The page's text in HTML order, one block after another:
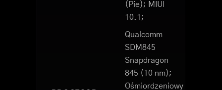
(Pie); MIUI
10.1;
Qualcomm
SDM845
Snapdragon
845 (10 nm);
Ośmiordzeniowy